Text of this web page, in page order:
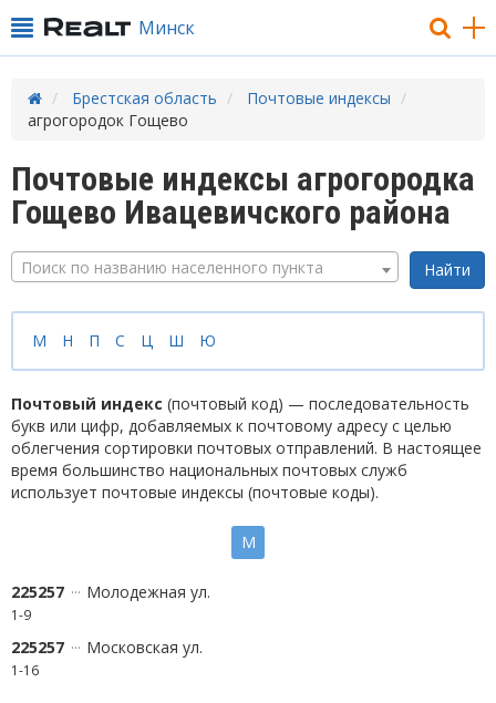
Минск
Брестская область
Почтовые индексы
агрогородок Гощево
Почтовые индексы агрогородка
Гощево Ивацевичского района
Поиск по названию населенного пункта
М Н П С Ц Ш Ю
Почтовый индекс (почтовый код) — последовательность
букв или цифр, добавляемых к почтовому адресу с целью
облегчения сортировки почтовых отправлений. В настоящее
время большинство национальных почтовых служб
использует почтовые индексы (почтовые коды).
М
225257 Молодежная ул.
1-9
225257 Московская ул.
1-16